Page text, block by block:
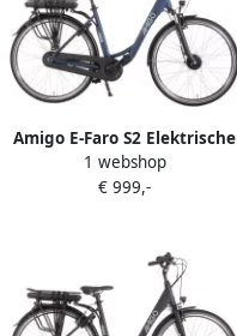
Amigo E-Faro S2 Elektrische
Fiets E-bike 28 Inch 50 cm
Damesfiets 7 Versnellingen
1 webshop
€ 999,-